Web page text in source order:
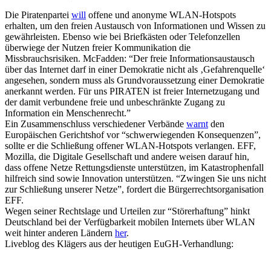
Die Piratenpartei will offene und anonyme WLAN-Hotspots
erhalten, um den freien Austausch von Informationen und Wissen zu
gewährleisten. Ebenso wie bei Briefkästen oder Telefonzellen
überwiege der Nutzen freier Kommunikation die
Missbrauchsrisiken. McFadden: “Der freie Informationsaustausch
über das Internet darf in einer Demokratie nicht als ‚Gefahrenquelle‘
angesehen, sondern muss als Grundvoraussetzung einer Demokratie
anerkannt werden. Für uns PIRATEN ist freier Internetzugang und
der damit verbundene freie und unbeschränkte Zugang zu
Information ein Menschenrecht.”
Ein Zusammenschluss verschiedener Verbände warnt den
Europäischen Gerichtshof vor “schwerwiegenden Konsequenzen”,
sollte er die Schließung offener WLAN-Hotspots verlangen. EFF,
Mozilla, die Digitale Gesellschaft und andere weisen darauf hin,
dass offene Netze Rettungsdienste unterstützen, im Katastrophenfall
hilfreich sind sowie Innovation unterstützen. “Zwingen Sie uns nicht
zur Schließung unserer Netze”, fordert die Bürgerrechtsorganisation
EFF.
Wegen seiner Rechtslage und Urteilen zur “Störerhaftung” hinkt
Deutschland bei der Verfügbarkeit mobilen Internets über WLAN
weit hinter anderen Ländern her.
Liveblog des Klägers aus der heutigen EuGH-Verhandlung: